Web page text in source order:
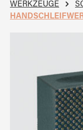
WERKZEUGE